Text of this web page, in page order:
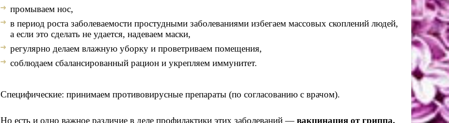
промываем нос,
в период роста заболеваемости простудными заболеваниями избегаем массовых скоплений людей,
а если это сделать не удается, надеваем маски,
регулярно делаем влажную уборку и проветриваем помещения,
соблюдаем сбалансированный рацион и укрепляем иммунитет.
Специфические: принимаем противовирусные препараты (по согласованию с врачом).
Но есть и одно важное различие в деле профилактики этих заболеваний — вакцинация от гриппа.